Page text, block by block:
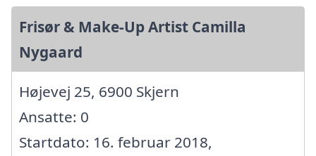
Frisør & Make-Up Artist Camilla
Nygaard
Højevej 25, 6900 Skjern
Ansatte: 0
Startdato: 16. februar 2018,